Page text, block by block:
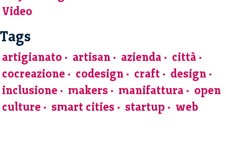
Video
Tags
artigianato artisan azienda
città
cocreazione
codesign craft
design
inclusione
makers manifattura
open
culture
smart cities startup web